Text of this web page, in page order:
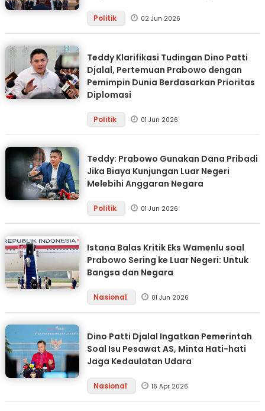
Politik 02 Jun 2026
Teddy Klarifikasi Tudingan Dino Patti
Djalal, Pertemuan Prabowo dengan
Pemimpin Dunia Berdasarkan Prioritas
Diplomasi
Politik 01 Jun 2026
Teddy: Prabowo Gunakan Dana Pribadi
Jika Biaya Kunjungan Luar Negeri
Melebihi Anggaran Negara
Politik 01 Jun 2026
Istana Balas Kritik Eks Wamenlu soal
Prabowo Sering ke Luar Negeri: Untuk
Bangsa dan Negara
Nasional 01 Jun 2026
Dino Patti Djalal Ingatkan Pemerintah
Soal Isu Pesawat AS, Minta Hati-hati
Jaga Kedaulatan Udara
Nasional 16 Apr 2026